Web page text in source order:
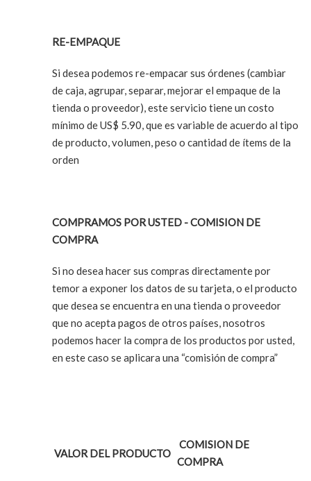
RE-EMPAQUE
Si desea podemos re-empacar sus órdenes (cambiar
de caja, agrupar, separar, mejorar el empaque de la
tienda o proveedor), este servicio tiene un costo
mínimo de US$ 5.90, que es variable de acuerdo al tipo
de producto, volumen, peso o cantidad de ítems de la
orden
COMPRAMOS POR USTED - COMISION DE
COMPRA
Si no desea hacer sus compras directamente por
temor a exponer los datos de su tarjeta, o el producto
que desea se encuentra en una tienda o proveedor
que no acepta pagos de otros países, nosotros
podemos hacer la compra de los productos por usted,
en este caso se aplicara una “comisión de compra”
VALOR DEL PRODUCTO
COMISION DE
COMPRA